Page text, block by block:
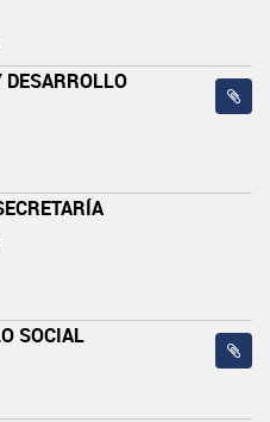
SOCIAL